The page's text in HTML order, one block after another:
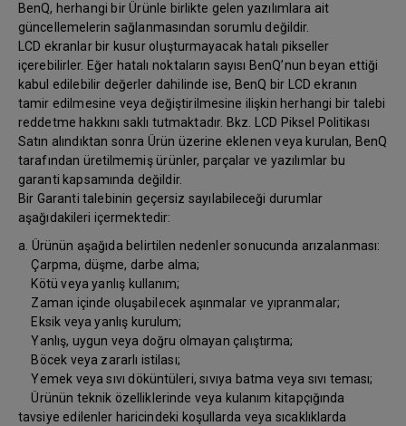
BenQ, herhangi bir Ürünle birlikte gelen yazılımlara ait
güncellemelerin sağlanmasından sorumlu değildir.
LCD ekranlar bir kusur oluşturmayacak hatalı pikseller
içerebilirler. Eğer hatalı noktaların sayısı BenQ’nun beyan ettiği
kabul edilebilir değerler dahilinde ise, BenQ bir LCD ekranın
tamir edilmesine veya değiştirilmesine ilişkin herhangi bir talebi
reddetme hakkını saklı tutmaktadır. Bkz. LCD Piksel Politikası
Satın alındıktan sonra Ürün üzerine eklenen veya kurulan, BenQ
tarafından üretilmemiş ürünler, parçalar ve yazılımlar bu
garanti kapsamında değildir.
Bir Garanti talebinin geçersiz sayılabileceği durumlar
aşağıdakileri içermektedir:
a. Ürünün aşağıda belirtilen nedenler sonucunda arızalanması:
Çarpma, düşme, darbe alma;
Kötü veya yanlış kullanım;
Zaman içinde oluşabilecek aşınmalar ve yıpranmalar;
Eksik veya yanlış kurulum;
Yanlış, uygun veya doğru olmayan çalıştırma;
Böcek veya zararlı istilası;
Yemek veya sıvı döküntüleri, sıvıya batma veya sıvı teması;
Ürünün teknik özelliklerinde veya kulanım kitapçığında
tavsiye edilenler haricindeki koşullarda veya sıcaklıklarda